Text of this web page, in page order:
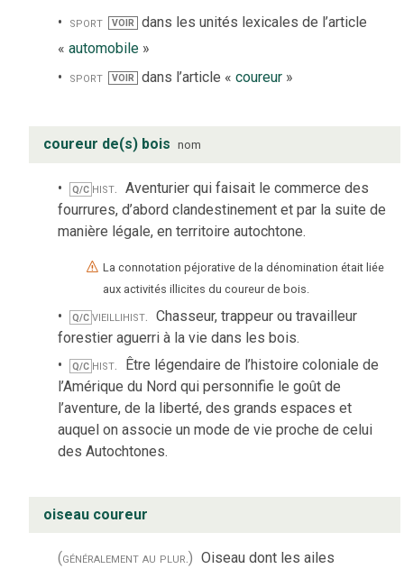
sport VOIR dans les unités lexicales de l’article
« automobile »
sport
VOIR dans l’article « coureur»
coureur de(s) bois nom
Q/C hist.
Aventurier qui faisait le commerce des
fourrures, d’abord clandestinement et par la suite de
manière légale, en territoire autochtone.
La connotation péjorative de la dénomination était liée
aux activités illicites du coureur de bois.
Q/C vieillihist.
Chasseur, trappeur ou travailleur
forestier aguerri à la vie dans les bois.
Q/C hist.
Être légendaire de l’histoire coloniale de
l’Amérique du Nord qui personnifie le goût de
l’aventure, de la liberté, des grands espaces et
auquel on associe un mode de vie proche de celui
des Autochtones.
oiseau coureur
(généralement au plur.) Oiseau dont les ailes